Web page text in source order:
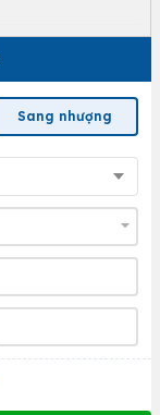
Sang nhượng